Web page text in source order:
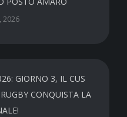
2026
GIORNO 3, IL CUS
CONQUISTA LA